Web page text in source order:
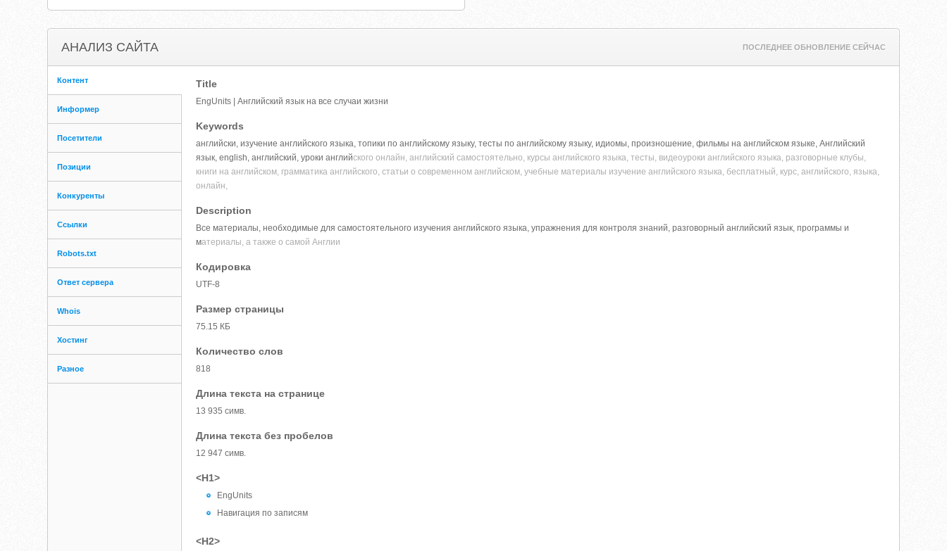
АНАЛИЗ САЙТА ПОСЛЕДНЕЕ ОБНОВЛЕНИЕ СЕЙЧАС
Контент
Информер
Посетители
Позиции
Конкуренты
Ссылки
Robots.txt
Ответ сервера
Whois
Хостинг
Разное
Title
EngUnits | Английский язык на все случаи жизни
Keywords
английски, изучение английского языка, топики по английскому языку, тесты по английскому языку, идиомы, произношение, фильмы на английском языке, Английский
язык, english, английский, уроки английского онлайн, английский самостоятельно, курсы английского языка, тесты, видеоуроки английского языка, разговорные клубы,
книги на английском, грамматика английского, статьи о современном английском, учебные материалы изучение английского языка, бесплатный, курс, английского, языка,
онлайн,
Description
Все материалы, необходимые для самостоятельного изучения английского языка, упражнения для контроля знаний, разговорный английский язык, программы и
материалы, а также о самой Англии
Кодировка
UTF-8
Размер страницы
75.15 КБ
Количество слов
818
Длина текста на странице
13 935 симв.
Длина текста без пробелов
12 947 симв.
<H1>
EngUnits
Навигация по записям
<H2>